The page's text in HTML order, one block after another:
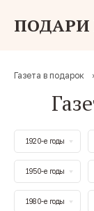
ПОДАРИ
Газета в подарок
1920-е годы
1950-е годы
1980-е годы